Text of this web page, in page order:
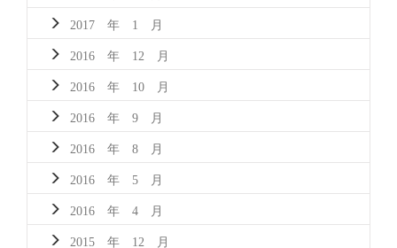
2017 年 1 月
2016 年 12 月
2016 年 10 月
2016 年 9 月
2016 年 8 月
2016 年 5 月
2016 年 4 月
2015 年 12 月